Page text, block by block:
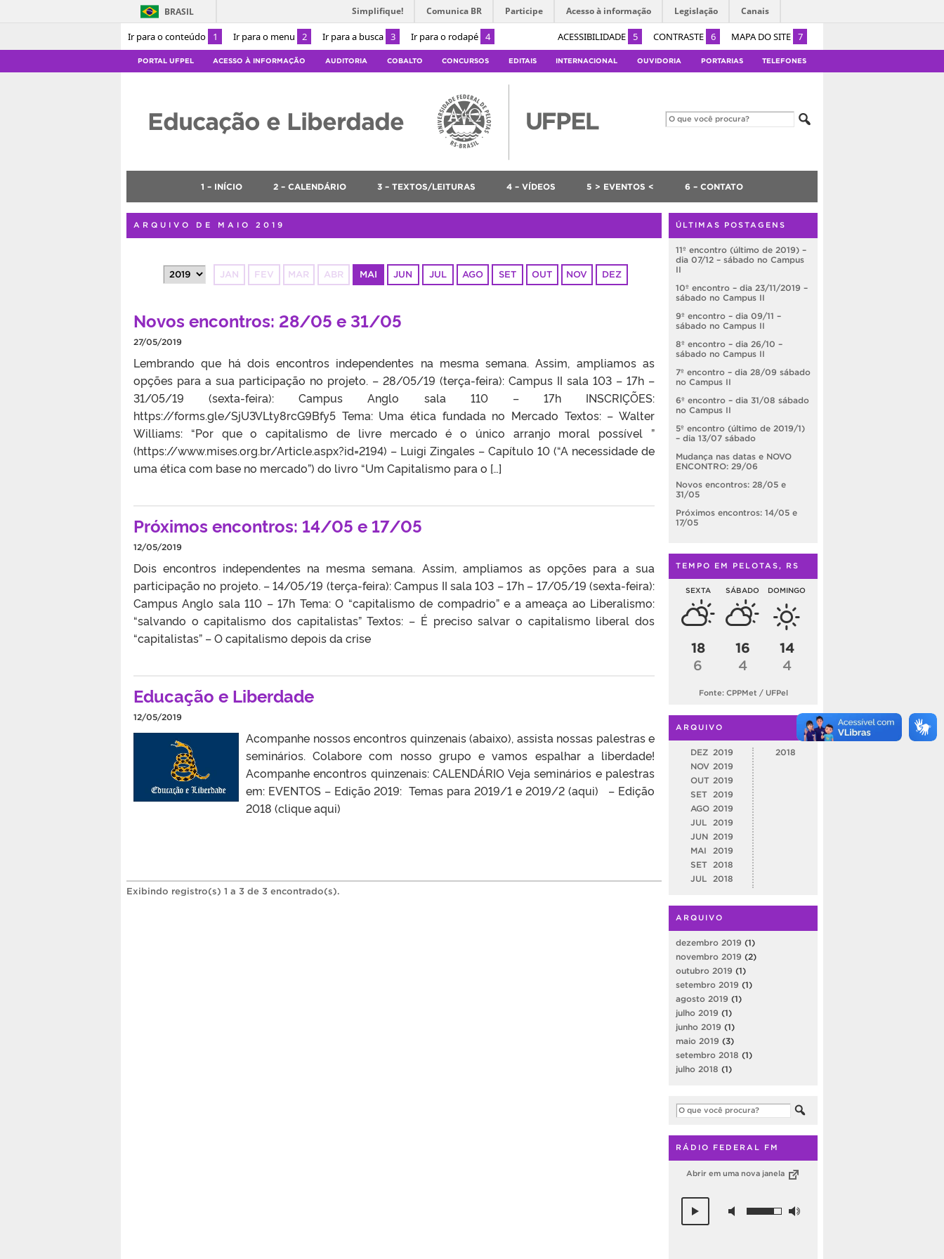
Ir para o conteúdo 1 Ir para o menu 2 Ir para a busca 3 Ir para o rodapé 4 ACESSIBILIDADE 5 CONTRASTE 6 MAPA DO SITE 7
BRASIL Simplifique! Comunica BR Participe Acesso à informação Legislação Canais
PORTAL UFPEL ACESSO À INFORMAÇÃO AUDITORIA COBALTO CONCURSOS EDITAIS INTERNACIONAL OUVIDORIA PORTARIAS TELEFONES
Educação e Liberdade
1 – INÍCIO 2 – CALENDÁRIO 3 – TEXTOS/LEITURAS 4 – VÍDEOS 5 > EVENTOS < 6 – CONTATO
ARQUIVO DE MAIO 2019
JAN FEV MAR ABR MAI JUN JUL AGO SET OUT NOV DEZ
Novos encontros: 28/05 e 31/05
27/05/2019
Lembrando que há dois encontros independentes na mesma semana. Assim, ampliamos as
opções para a sua participação no projeto. – 28/05/19 (terça-feira): Campus II sala 103 – 17h –
31/05/19 (sexta-feira): Campus Anglo sala 110 – 17h INSCRIÇÕES:
https://forms.gle/SjU3VLty8rcG9Bfy5 Tema: Uma ética fundada no Mercado Textos: – Walter
Williams: “Por que o capitalismo de livre mercado é o único arranjo moral possível ”
(https://www.mises.org.br/Article.aspx?id=2194) – Luigi Zingales – Capítulo 10 (“A necessidade de
uma ética com base no mercado”) do livro “Um Capitalismo para o […]
Próximos encontros: 14/05 e 17/05
12/05/2019
Dois encontros independentes na mesma semana. Assim, ampliamos as opções para a sua
participação no projeto. – 14/05/19 (terça-feira): Campus II sala 103 – 17h – 17/05/19 (sexta-feira):
Campus Anglo sala 110 – 17h Tema: O “capitalismo de compadrio” e a ameaça ao Liberalismo:
“salvando o capitalismo dos capitalistas” Textos: – É preciso salvar o capitalismo liberal dos
“capitalistas” – O capitalismo depois da crise
Educação e Liberdade
12/05/2019
Acompanhe nossos encontros quinzenais (abaixo), assista nossas palestras e
seminários. Colabore com nosso grupo e vamos espalhar a liberdade!
Acompanhe encontros quinzenais: CALENDÁRIO Veja seminários e palestras
em: EVENTOS – Edição 2019: Temas para 2019/1 e 2019/2 (aqui) – Edição
2018 (clique aqui)
Exibindo registro(s) 1 a 3 de 3 encontrado(s).
ÚLTIMAS POSTAGENS
11º encontro (último de 2019) –
dia 07/12 – sábado no Campus
II
10º encontro – dia 23/11/2019 –
sábado no Campus II
9º encontro – dia 09/11 –
sábado no Campus II
8º encontro – dia 26/10 –
sábado no Campus II
7º encontro – dia 28/09 sábado
no Campus II
6º encontro – dia 31/08 sábado
no Campus II
5º encontro (último de 2019/1)
– dia 13/07 sábado
Mudança nas datas e NOVO
ENCONTRO: 29/06
Novos encontros: 28/05 e
31/05
Próximos encontros: 14/05 e
17/05
TEMPO EM PELOTAS, RS
SEXTA
18
6
SÁBADO
16
4
DOMINGO
14
4
Fonte: CPPMet / UFPel
ARQUIVO
DEZ
2019
NOV 2019
OUT 2019
SET
2019
AGO 2019
JUL
2019
JUN
2019
MAI
2019
SET
2018
JUL
2018
2018
ARQUIVO
dezembro 2019 (1)
novembro 2019 (2)
outubro 2019 (1)
setembro 2019 (1)
agosto 2019 (1)
julho 2019 (1)
junho 2019 (1)
maio 2019 (3)
setembro 2018 (1)
julho 2018 (1)
RÁDIO FEDERAL FM
Abrir em uma nova janela